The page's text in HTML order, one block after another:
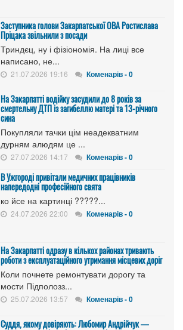
Заступника голови Закарпатської ОВА Ростислава
Пріцака звільнили з посади
Триндєц, ну і фізіономія. На лиці все
написано, не...
21.07.2026 19:16 Коменарів - 0
На Закарпатті водійку засудили до 8 років за
смертельну ДТП із загибеллю матері та 13-річного
сина
Покупляли тачки цім неадекватним
дурням алюдям це ...
27.07.2026 14:17 Коменарів - 0
В Ужгороді привітали медичних працівників
напередодні професійного свята
ко йсе на картинці ?????...
24.07.2026 22:00 Коменарів - 0
На Закарпатті одразу в кількох районах тривають
роботи з експлуатаційного утримання місцевих доріг
Коли почнете ремонтувати дорогу та
мости Підполозз...
25.07.2026 13:57 Коменарів - 0
Суддя, якому довіряють: Любомир Андрійчук —